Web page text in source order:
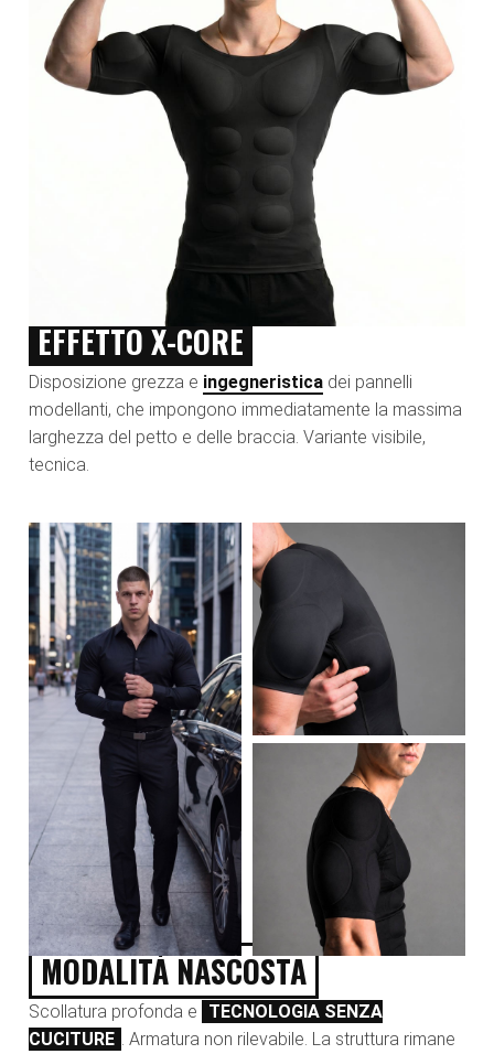
EFFETTO X-CORE
Disposizione grezza e ingegneristica dei pannelli
modellanti, che impongono immediatamente la massima
larghezza del petto e delle braccia. Variante visibile,
tecnica.
MODALITÀ NASCOSTA
Scollatura profonda e
TECNOLOGIA SENZA
CUCITURE
. Armatura non rilevabile. La struttura rimane